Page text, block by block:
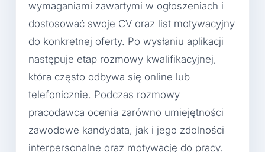
wymaganiami zawartymi w ogłoszeniach i
dostosować swoje CV oraz list motywacyjny
do konkretnej oferty. Po wysłaniu aplikacji
następuje etap rozmowy kwalifikacyjnej,
która często odbywa się online lub
telefonicznie. Podczas rozmowy
pracodawca ocenia zarówno umiejętności
zawodowe kandydata, jak i jego zdolności
interpersonalne oraz motywację do pracy.